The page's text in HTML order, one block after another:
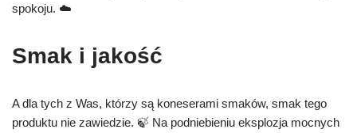
spokoju. ☁️
Smak i jakość
A dla tych z Was, którzy są koneserami smaków, smak tego
produktu nie zawiedzie. 🍃 Na podniebieniu eksplozja mocnych